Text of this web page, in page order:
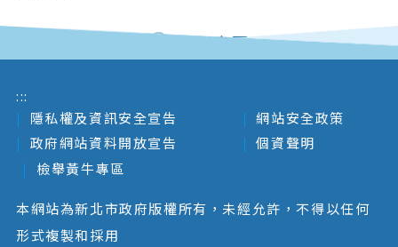
回列表頁
:::
隱私權及資訊安全宣告
網站安全政策
政府網站資料開放宣告
個資聲明
檢舉黃牛專區
本網站為新北市政府版權所有，未經允許，不得以任何
形式複製和採用